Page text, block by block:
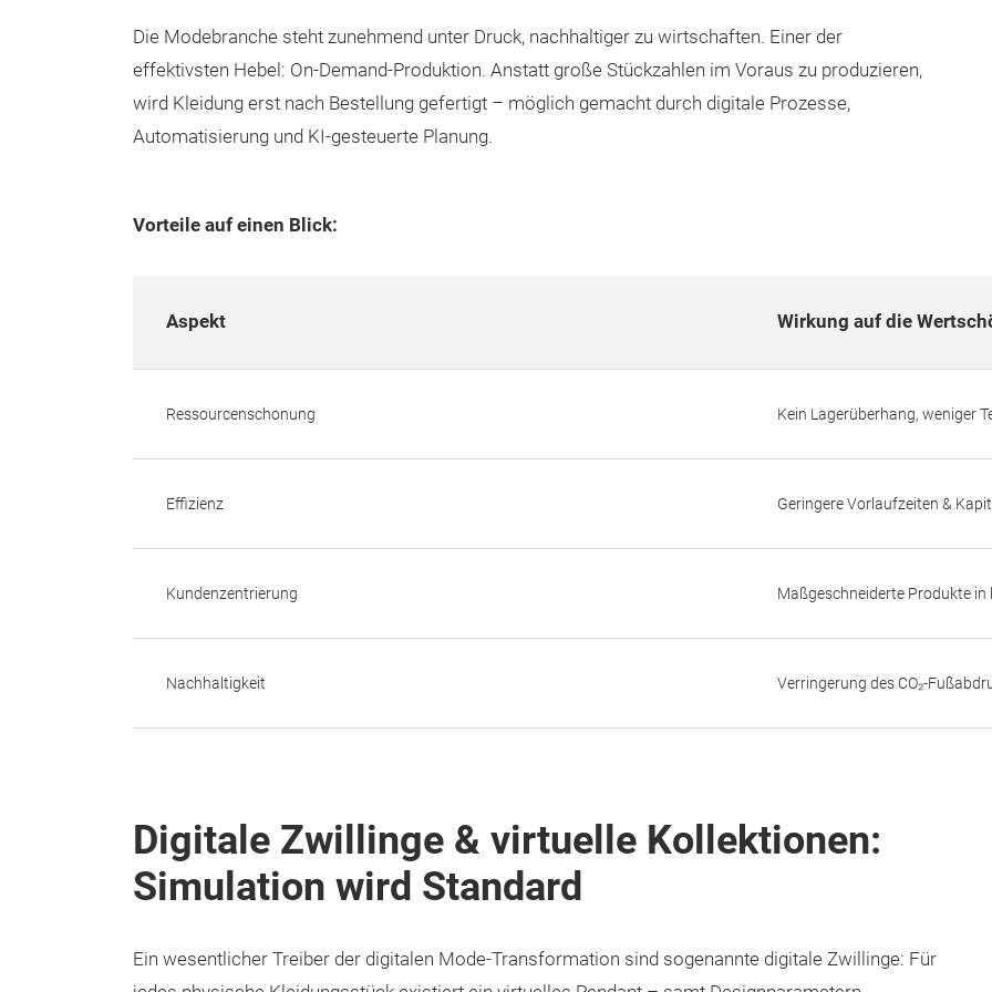
Die Modebranche steht zunehmend unter Druck, nachhaltiger zu wirtschaften. Einer der
effektivsten Hebel: On-Demand-Produktion. Anstatt große Stückzahlen im Voraus zu produzieren,
wird Kleidung erst nach Bestellung gefertigt – möglich gemacht durch digitale Prozesse,
Automatisierung und KI-gesteuerte Planung.
Vorteile auf einen Blick:
Aspekt Wirkung auf die
Ressourcenschonung Kein Lagerüberhang, weniger
Effizienz Geringere Vorlaufzeiten &
Kundenzentrierung Maßgeschneiderte Produkte in
Nachhaltigkeit Verringerung des CO₂-
Digitale Zwillinge & virtuelle Kollektionen:
Simulation wird Standard
Ein wesentlicher Treiber der digitalen Mode-Transformation sind sogenannte digitale Zwillinge: Für